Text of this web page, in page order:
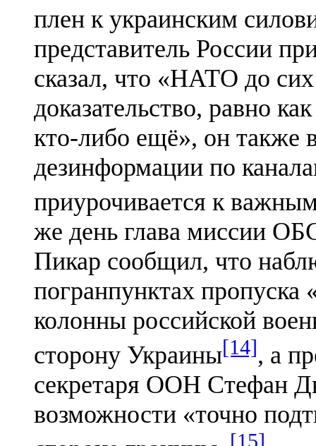
плен к украинским
представитель России
сказал, что «НАТО до
доказательство, равно
кто-либо ещё», он также
дезинформации по
приурочивается к
же день глава миссии
Пикар сообщил, что
погранпунктах
колонны российской
сторону Украины[14], а
секретаря ООН Стефан
возможности «точно
[15]